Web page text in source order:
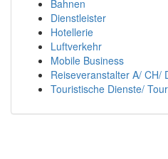
Bahnen
Dienstleister
Hotellerie
Luftverkehr
Mobile Business
Reiseveranstalter A/ CH/
Touristische Dienste/